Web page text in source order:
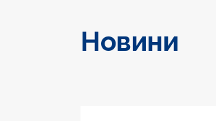
Новини